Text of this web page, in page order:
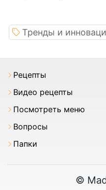
Тренды и
Pецепты
Видео рецепты
Посмотреть меню
Вопросы
Папки
©